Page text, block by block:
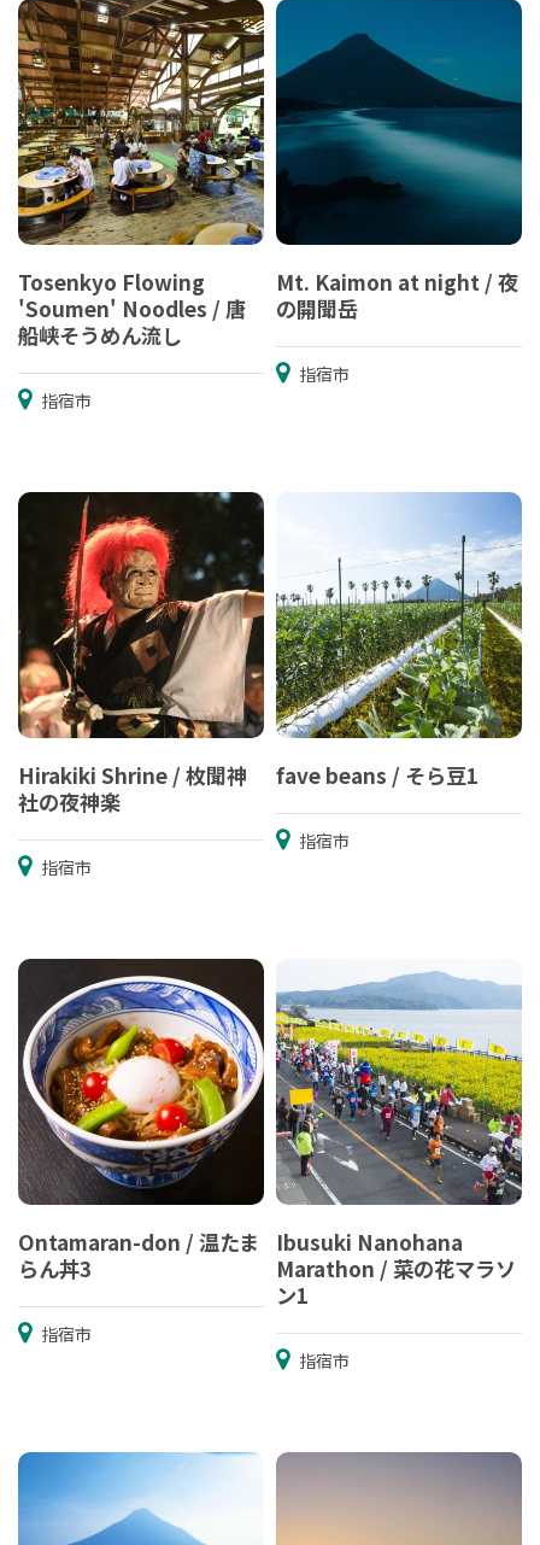
Tosenkyo Flowing
'Soumen' Noodles / 唐
船峡そうめん流し
指宿市
Mt. Kaimon at night / 夜
の開聞岳
指宿市
Hirakiki Shrine / 枚聞神
社の夜神楽
指宿市
fave beans / そら豆1
指宿市
Ontamaran-don / 温たま
らん丼3
指宿市
Ibusuki Nanohana
Marathon / 菜の花マラソ
ン1
指宿市